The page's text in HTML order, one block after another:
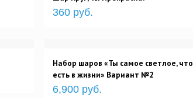
360 руб.
Набор шаров «Ты самое светлое, что
есть в жизни» Вариант №2
6,900 руб.